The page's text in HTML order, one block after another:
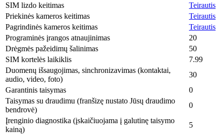
SIM lizdo keitimas
Teirautis
Priekinės kameros keitimas
Teirautis
Pagrindinės kameros keitimas
Teirautis
Programinės įrangos atnaujinimas
20
Drėgmės pažeidimų šalinimas
50
SIM kortelės laikiklis
7.99
Duomenų išsaugojimas, sinchronizavimas (kontaktai,
audio, video, foto)
30
Garantinis taisymas
0
Taisymas su draudimu (franšizę nustato Jūsų draudimo
bendrovė)
0
Įrenginio diagnostika (įskaičiuojama į galutinę taisymo
kainą)
5